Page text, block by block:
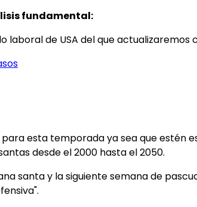
fundamental:
laboral de USA del que actualizaremos
esta temporada ya sea que estén
desde el 2000 hasta el 2050.
santa y la siguiente semana de